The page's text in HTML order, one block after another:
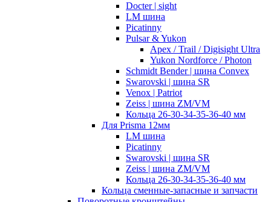
Docter | sight
LM шина
Picatinny
Pulsar & Yukon
Apex / Trail / Digisight Ultra
Yukon Nordforce / Photon
Schmidt Bender | шина Convex
Swarovski | шина SR
Venox | Patriot
Zeiss | шина ZM/VM
Кольца 26-30-34-35-36-40 мм
Для Prisma 12мм
LM шина
Picatinny
Swarovski | шина SR
Zeiss | шина ZM/VM
Кольца 26-30-34-35-36-40 мм
Кольца сменные-запасные и запчасти